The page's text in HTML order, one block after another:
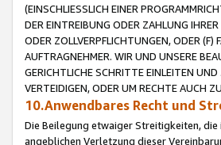
(EINSCHLIESSLICH EINER
DER EINTREIBUNG ODER ZAHLUNG
ODER ZOLLVERPFLICHTUNGEN, ODER (F)
AUFTRAGNEHMER. WIR UND UNSERE
GERICHTLICHE SCHRITTE EINLEITEN
VERTEIDIGEN, ODER UM RECHTE AUCH
10.Anwendbares Recht und
Die Beilegung etwaiger Streitigkeiten,
angeblichen Verletzung dieser